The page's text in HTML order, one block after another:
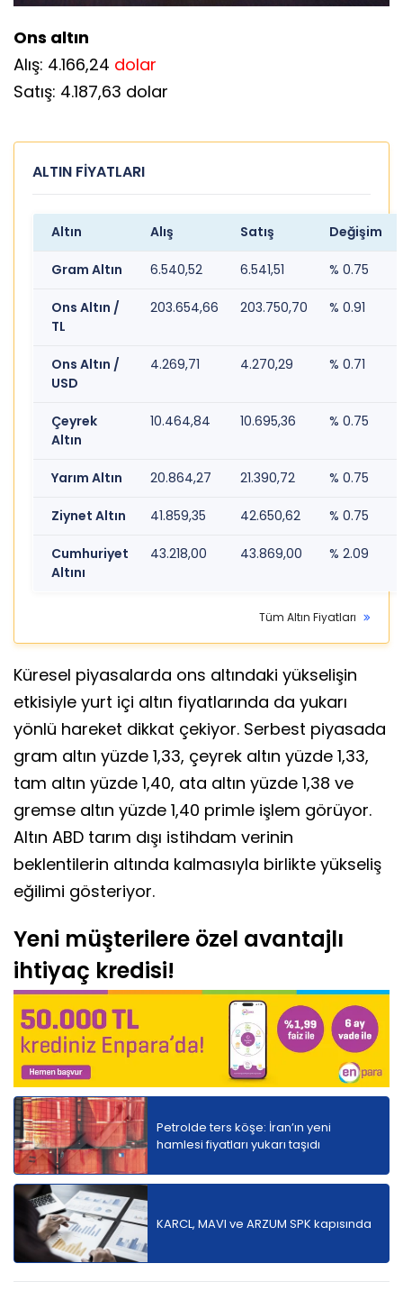
Alış: 4.166,24dolar
Satış: 4.187,63 dolar
ALTIN FİYATLARI
Altın
Gram Altın 6.540,52 6.541,51 % 0.75
Ons Altın /
203.654,66 203.750,70 % 0.91
Ons Altın /
Altın
Yarım Altın 21.390,72 % 0.75
Ziynet Altın 41.859,35 42.650,62 % 0.75
Cumhuriyet
Altını
43.218,00 43.869,00 % 2.09
Tüm Altın Fiyatları
Küresel piyasalarda ons altındaki yükselişin
yönlü hareket dikkat çekiyor. Serbest piyasada
gram altın yüzde 1,33, çeyrek altın yüzde 1,33,
tam altın yüzde 1,40, ata altın yüzde 1,38 ve
gremse altın yüzde 1,40 primle işlem görüyor.
Altın ABD tarım dışı istihdam verinin
beklentilerin altında kalmasıyla birlikte yükseliş
eğilimi gösteriyor.
Yeni müşterilere özel avantajlı
ihtiyaç kredisi!